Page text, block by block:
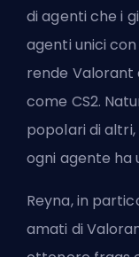
di agenti che i
agenti unici
rende
come CS2.
popolari di
ogni agente ha
Reyna, in
amati di